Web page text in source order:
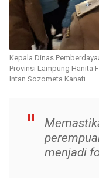
Kepala Dinas
Provinsi Lampung Hanita
Intan Sozometa Kanafi
menjadi